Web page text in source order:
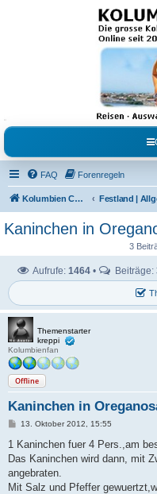
Kolumbienforum -
grosse Forum der
Freunde
Reisen, Auswandern, Kultur, Politik,
Austausch, Erfahrungen und
FAQ Forenregeln
Kolumbien Community
Kaninchen in
3
Aufrufe: 1464• Beiträge:
Themenstarter
kreppi
Kolumbienfan
Offline
Kaninchen in
B
i
r
a
g
13. Oktober 2012, 15:55
1 Kaninchen fuer 4 Pers.,am
Das Kaninchen wird dann, mit
angebraten.
Mit Salz und Pfeffer